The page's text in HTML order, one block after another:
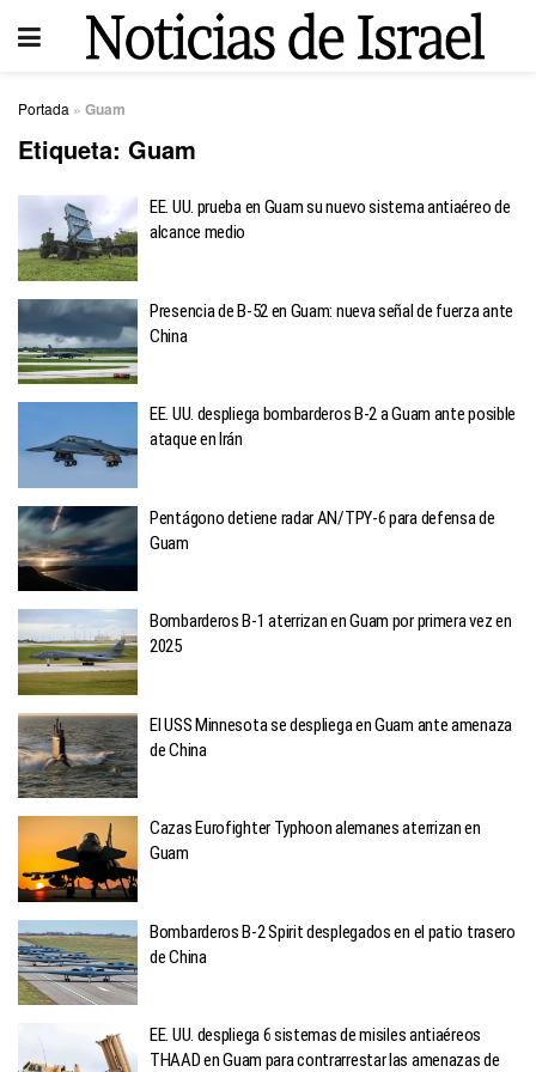
Portada » Guam
Etiqueta: Guam
EE. UU. prueba en Guam su nuevo sistema antiaéreo de
alcance medio
Presencia de B-52 en Guam: nueva señal de fuerza ante
China
EE. UU. despliega bombarderos B-2 a Guam ante posible
ataque en Irán
Pentágono detiene radar AN/TPY-6 para defensa de
Guam
Bombarderos B-1 aterrizan en Guam por primera vez en
2025
El USS Minnesota se despliega en Guam ante amenaza
de China
Cazas Eurofighter Typhoon alemanes aterrizan en
Guam
Bombarderos B-2 Spirit desplegados en el patio trasero
de China
EE. UU. despliega 6 sistemas de misiles antiaéreos
THAAD en Guam para contrarrestar las amenazas de